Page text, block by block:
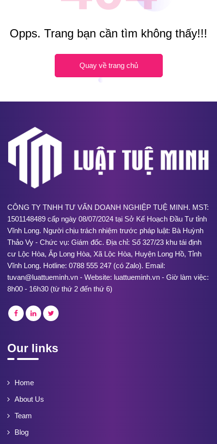
Opps. Trang bạn cần tìm không thấy!!!
Quay về trang chủ
CÔNG TY TNHH TƯ VẤN DOANH NGHIỆP TUỆ MINH. MST:
1501148489 cấp ngày 08/07/2024 tại Sở Kế Hoạch Đầu Tư tỉnh
Vĩnh Long. Người chịu trách nhiệm trước pháp luật: Bà Huỳnh
Thảo Vy - Chức vụ: Giám đốc. Địa chỉ: Số 327/23 khu tái định
cư Lộc Hòa, Ấp Long Hòa, Xã Lộc Hòa, Huyện Long Hồ, Tỉnh
Vĩnh Long. Hotline: 0788 555 247 (có Zalo). Email:
tuvan@luattueminh.vn - Website: luattueminh.vn - Giờ làm việc:
8h00 - 16h30 (từ thứ 2 đến thứ 6)
Our links
Home
About Us
Team
Blog